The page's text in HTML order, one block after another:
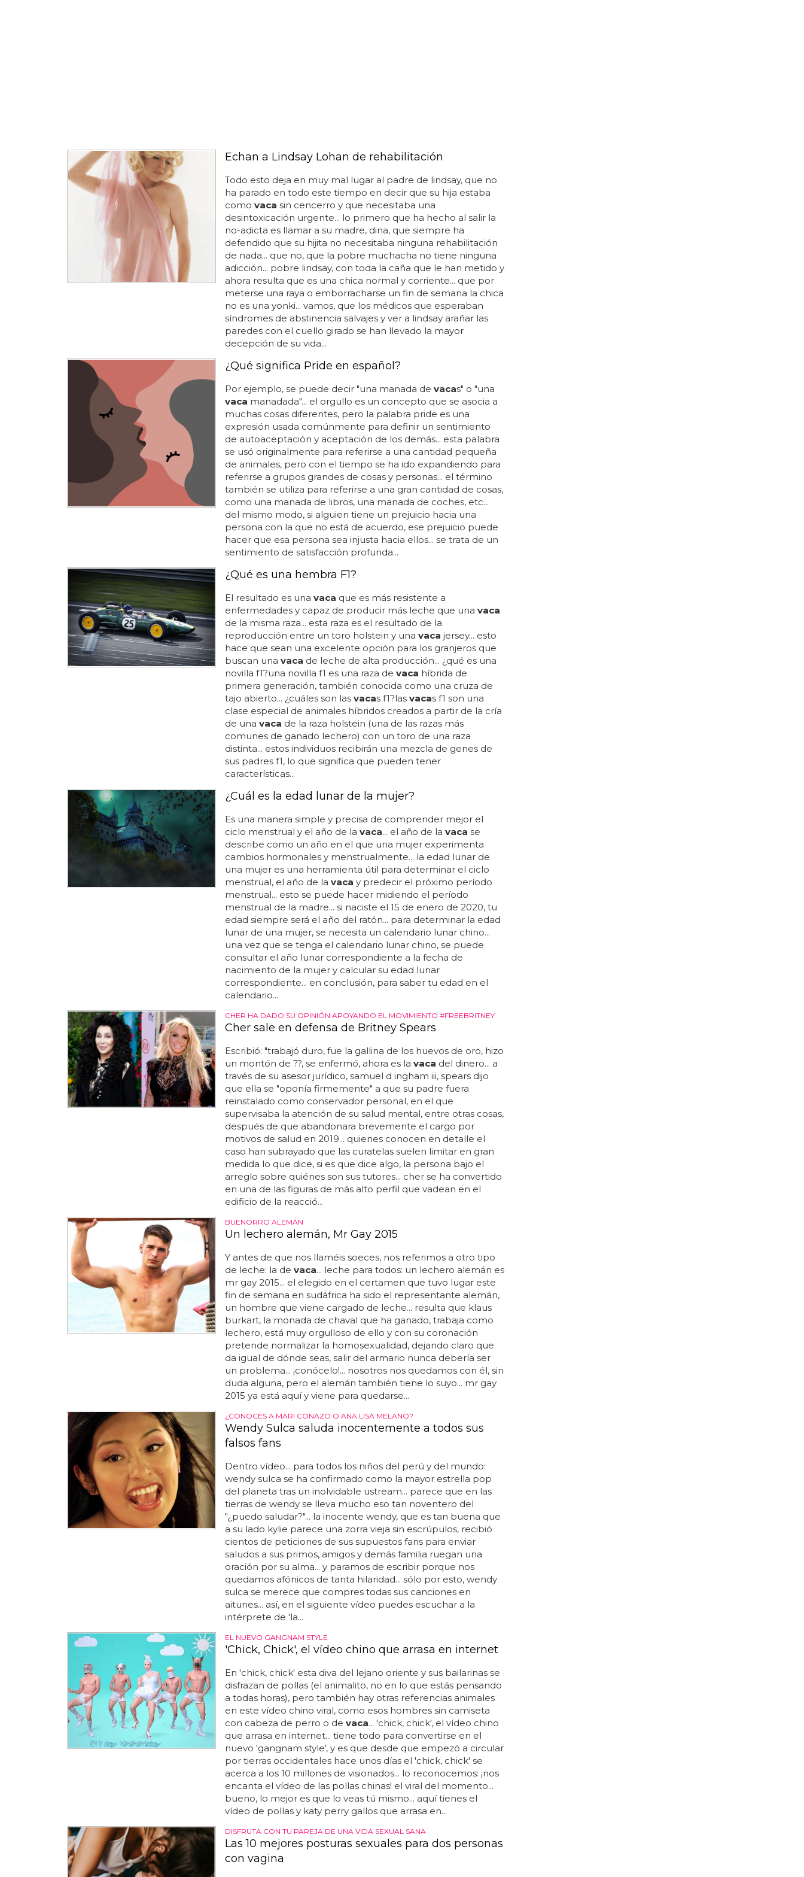
Echan a Lindsay Lohan de rehabilitación
Todo esto deja en muy mal lugar al padre de lindsay, que no
ha parado en todo este tiempo en decir que su hija estaba
como vaca sin cencerro y que necesitaba una
desintoxicación urgente... lo primero que ha hecho al salir la
no-adicta es llamar a su madre, dina, que siempre ha
defendido que su hijita no necesitaba ninguna rehabilitación
de nada... que no, que la pobre muchacha no tiene ninguna
adicción... pobre lindsay, con toda la caña que le han metido y
ahora resulta que es una chica normal y corriente... que por
meterse una raya o emborracharse un fin de semana la chica
no es una yonki... vamos, que los médicos que esperaban
síndromes de abstinencia salvajes y ver a lindsay arañar las
paredes con el cuello girado se han llevado la mayor
decepción de su vida...
¿Qué significa Pride en español?
Por ejemplo, se puede decir "una manada de vacas" o "una
vaca manadada"... el orgullo es un concepto que se asocia a
muchas cosas diferentes, pero la palabra pride es una
expresión usada comúnmente para definir un sentimiento
de autoaceptación y aceptación de los demás... esta palabra
se usó originalmente para referirse a una cantidad pequeña
de animales, pero con el tiempo se ha ido expandiendo para
referirse a grupos grandes de cosas y personas... el término
también se utiliza para referirse a una gran cantidad de cosas,
como una manada de libros, una manada de coches, etc...
del mismo modo, si alguien tiene un prejuicio hacia una
persona con la que no está de acuerdo, ese prejuicio puede
hacer que esa persona sea injusta hacia ellos... se trata de un
sentimiento de satisfacción profunda...
¿Qué es una hembra F1?
El resultado es una vaca que es más resistente a
enfermedades y capaz de producir más leche que una vaca
de la misma raza... esta raza es el resultado de la
reproducción entre un toro holstein y una vaca jersey... esto
hace que sean una excelente opción para los granjeros que
buscan una vaca de leche de alta producción... ¿qué es una
novilla f1?una novilla f1 es una raza de vaca híbrida de
primera generación, también conocida como una cruza de
tajo abierto... ¿cuáles son las vacas f1?las vacas f1 son una
clase especial de animales híbridos creados a partir de la cría
de una vaca de la raza holstein (una de las razas más
comunes de ganado lechero) con un toro de una raza
distinta... estos individuos recibirán una mezcla de genes de
sus padres f1, lo que significa que pueden tener
características...
¿Cuál es la edad lunar de la mujer?
Es una manera simple y precisa de comprender mejor el
ciclo menstrual y el año de la vaca... el año de la vaca se
describe como un año en el que una mujer experimenta
cambios hormonales y menstrualmente... la edad lunar de
una mujer es una herramienta útil para determinar el ciclo
menstrual, el año de la vaca y predecir el próximo período
menstrual... esto se puede hacer midiendo el período
menstrual de la madre... si naciste el 15 de enero de 2020, tu
edad siempre será el año del ratón... para determinar la edad
lunar de una mujer, se necesita un calendario lunar chino...
una vez que se tenga el calendario lunar chino, se puede
consultar el año lunar correspondiente a la fecha de
nacimiento de la mujer y calcular su edad lunar
correspondiente... en conclusión, para saber tu edad en el
calendario...
CHER HA DADO SU OPINIÓN APOYANDO EL MOVIMIENTO #FREEBRITNEY
Cher sale en defensa de Britney Spears
Escribió: "trabajó duro, fue la gallina de los huevos de oro, hizo
un montón de ??, se enfermó, ahora es la vaca del dinero... a
través de su asesor jurídico, samuel d ingham iii, spears dijo
que ella se "oponía firmemente" a que su padre fuera
reinstalado como conservador personal, en el que
supervisaba la atención de su salud mental, entre otras cosas,
después de que abandonara brevemente el cargo por
motivos de salud en 2019... quienes conocen en detalle el
caso han subrayado que las curatelas suelen limitar en gran
medida lo que dice, si es que dice algo, la persona bajo el
arreglo sobre quiénes son sus tutores... cher se ha convertido
en una de las figuras de más alto perfil que vadean en el
edificio de la reacció...
BUENORRO ALEMÁN
Un lechero alemán, Mr Gay 2015
Y antes de que nos llaméis soeces, nos referimos a otro tipo
de leche: la de vaca... leche para todos: un lechero alemán es
mr gay 2015... el elegido en el certamen que tuvo lugar este
fin de semana en sudáfrica ha sido el representante alemán,
un hombre que viene cargado de leche... resulta que klaus
burkart, la monada de chaval que ha ganado, trabaja como
lechero, está muy orgulloso de ello y con su coronación
pretende normalizar la homosexualidad, dejando claro que
da igual de dónde seas, salir del armario nunca debería ser
un problema... ¡conócelo!... nosotros nos quedamos con él, sin
duda alguna, pero el alemán también tiene lo suyo... mr gay
2015 ya está aquí y viene para quedarse...
¿CONOCES A MARI CONAZO O ANA LISA MELANO?
Wendy Sulca saluda inocentemente a todos sus
falsos fans
Dentro vídeo... para todos los niños del perú y del mundo:
wendy sulca se ha confirmado como la mayor estrella pop
del planeta tras un inolvidable ustream... parece que en las
tierras de wendy se lleva mucho eso tan noventero del
"¿puedo saludar?"... la inocente wendy, que es tan buena que
a su lado kylie parece una zorra vieja sin escrúpulos, recibió
cientos de peticiones de sus supuestos fans para enviar
saludos a sus primos, amigos y demás familia ruegan una
oración por su alma... y paramos de escribir porque nos
quedamos afónicos de tanta hilaridad... sólo por esto, wendy
sulca se merece que compres todas sus canciones en
aitunes... así, en el siguiente vídeo puedes escuchar a la
intérprete de 'la...
EL NUEVO GANGNAM STYLE
'Chick, Chick', el vídeo chino que arrasa en internet
En 'chick, chick' esta diva del lejano oriente y sus bailarinas se
disfrazan de pollas (el animalito, no en lo que estás pensando
a todas horas), pero también hay otras referencias animales
en este vídeo chino viral, como esos hombres sin camiseta
con cabeza de perro o de vaca... 'chick, chick', el vídeo chino
que arrasa en internet... tiene todo para convertirse en el
nuevo 'gangnam style', y es que desde que empezó a circular
por tierras occidentales hace unos días el 'chick, chick' se
acerca a los 10 millones de visionados... lo reconocemos: ¡nos
encanta el vídeo de las pollas chinas! el viral del momento...
bueno, lo mejor es que lo veas tú mismo... aquí tienes el
vídeo de pollas y katy perry gallos que arrasa en...
DISFRUTA CON TU PAREJA DE UNA VIDA SEXUAL SANA
Las 10 mejores posturas sexuales para dos personas
con vagina